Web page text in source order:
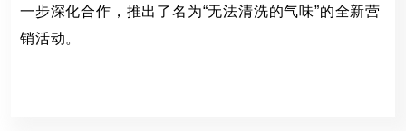
一步深化合作，推出了名为“无法清洗的气味”的全新营
销活动。